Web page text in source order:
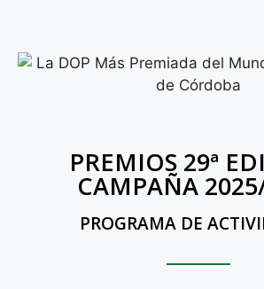
PREMIOS 29ª
CAMPAÑA
PROGRAMA DE